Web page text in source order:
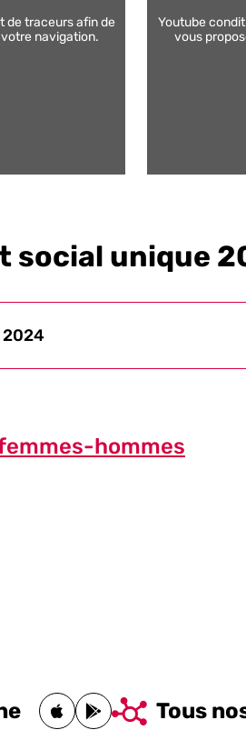
navigation.
youtube conditionne la lecture de ses vidéos au dépôt de traceurs afin de
vous
social unique
2024
hommes
Tous